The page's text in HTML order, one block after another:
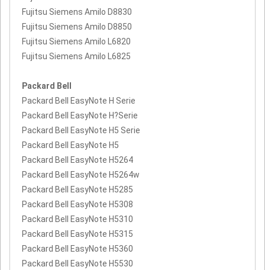
Fujitsu Siemens Amilo D8830
Fujitsu Siemens Amilo D8850
Fujitsu Siemens Amilo L6820
Fujitsu Siemens Amilo L6825
Packard Bell
Packard Bell EasyNote H Serie
Packard Bell EasyNote H?Serie
Packard Bell EasyNote H5 Serie
Packard Bell EasyNote H5
Packard Bell EasyNote H5264
Packard Bell EasyNote H5264w
Packard Bell EasyNote H5285
Packard Bell EasyNote H5308
Packard Bell EasyNote H5310
Packard Bell EasyNote H5315
Packard Bell EasyNote H5360
Packard Bell EasyNote H5530